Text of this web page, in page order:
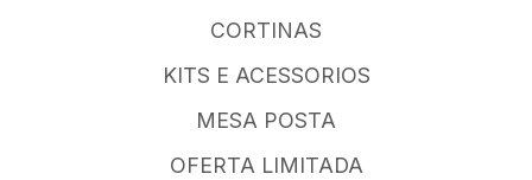
CORTINAS
KITS E ACESSORIOS
MESA POSTA
OFERTA LIMITADA